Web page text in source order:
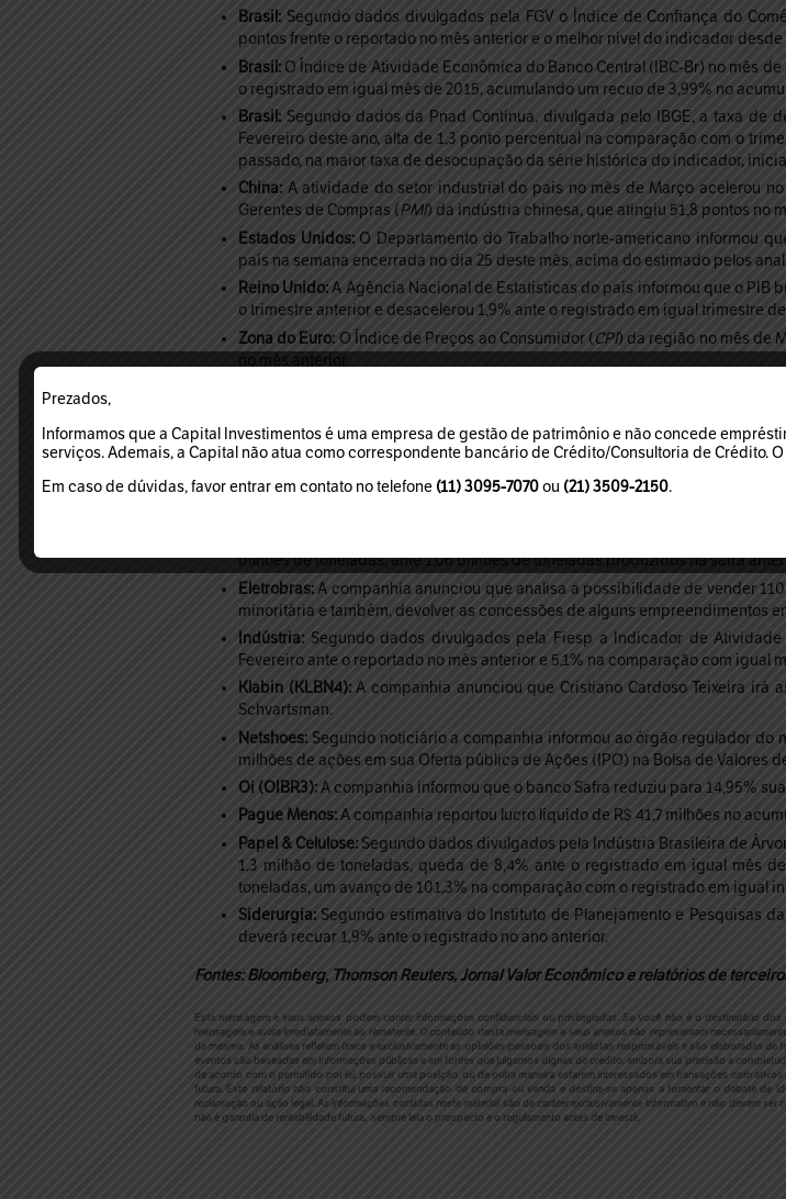
Brasil: Segundo dados divulgados pela FGV o Índice de Confiança do
pontos frente o reportado no mês anterior e o melhor nível do indicador desde
Brasil: O Índice de Atividade Econômica do Banco Central (IBC-Br) no mês
o registrado em igual mês de 2015, acumulando um recuo de 3,99% no
Brasil: Segundo dados da Pnad Contínua, divulgada pelo IBGE, a taxa de
Fevereiro deste ano, alta de 1,3 ponto percentual na comparação com o
passado, na maior taxa de desocupação da série histórica do indicador,
China: A atividade do setor industrial do país no mês de Março acelerou
Gerentes de Compras (PMI) da indústria chinesa, que atingiu 51,8 pontos no
Estados Unidos:O Departamento do Trabalho norte-americano informou
país na semana encerrada no dia 25 deste mês, acima do estimado pelos
Reino Unido:A Agência Nacional de Estatísticas do país informou que o PIB
o trimestre anterior e desacelerou 1,9% ante o registrado em igual trimestre
Zona do Euro: O Índice de Preços ao Consumidor (CPI) da região no mês de
no mês anterior.
10h30 – Brasil: O Banco Central divulga as contas do setor público
11h00 – Estados Unidos: A Universidade de Michigan divulga a leitura final
bilhões de toneladas, ante 1,06 bilhões de toneladas produzidos na safra
Eletrobras:A companhia anunciou que analisa a possibilidade de vender
minoritária e também, devolver as concessões de alguns empreendimentos
Indústria: Segundo dados divulgados pela Fiesp a Indicador de
Fevereiro ante o reportado no mês anterior e 5,1% na comparação com igual
Klabin (KLBN4):A companhia anunciou que Cristiano Cardoso Teixeira irá
Schvartsman.
Netshoes: Segundo noticiário a companhia informou ao órgão regulador do
milhões de ações em sua Oferta pública de Ações (IPO) na Bolsa de Valores
Oi (OIBR3):A companhia informou que o banco Safra reduziu para 14,95%
Pague Menos:A companhia reportou lucro líquido de R$ 41,7 milhões no
Papel & Celulose: Segundo dados divulgados pela Indústria Brasileira de
1,3 milhão de toneladas, queda de 8,4% ante o registrado em igual mês
toneladas, um avanço de 101,3% na comparação com o registrado em igual
Siderurgia: Segundo estimativa do Instituto de Planejamento e Pesquisas
deverá recuar 1,9% ante o registrado no ano anterior.
Fontes: Bloomberg, Thomson Reuters, Jornal Valor Econômico e relatórios de
Esta mensagem e seus anexos podem conter informações confidenciais ou privilegiadas. Se você não é o destinatário
mensagem e avise imediatamente ao remetente. O conteúdo desta mensagem e seus anexos não representam
da mesma. As análises refletem única e exclusivamente as opiniões pessoais dos analistas responsáveis e são elaboradas
eventos são baseadas em informações públicas e em fontes que julgamos dignas de crédito, embora sua precisão e
de acordo com o permitido por lei, possuir uma posição, ou de outra maneira estarem interessados em transações com
futura. Este relatório não constitui uma recomendação de compra ou venda e destina-se apenas a fomentar o debate
reclamação ou ação legal.As informações contidas neste material são de caráter exclusivamente informativo e não devem
não é garantia de rentabilidade futura, sempre leia o prospecto e o regulamento antes de investir.
Prezados,
Informamos que a Capital Investimentos é uma empresa de gestão de patrimônio e não concede
serviços. Ademais, a Capital não atua como correspondente bancário de Crédito/Consultoria de Crédito.
Em caso de dúvidas, favor entrar em contato no telefone (11) 3095-7070ou (21) 3509-2150.